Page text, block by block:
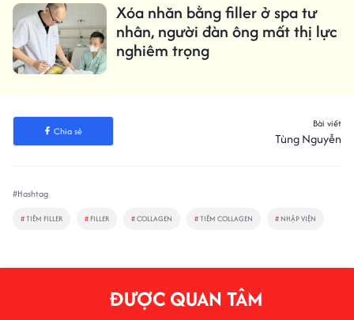
Xóa nhăn bằng filler ở spa tư
nhân, người đàn ông mất thị lực
nghiêm trọng
Chia sẻ
Bài viết
Tùng Nguyễn
#Hashtag
#TIÊM FILLER # FILLER #COLLAGEN #TIÊM COLLAGEN # NHẬP VIỆN
ĐƯỢC QUAN TÂM